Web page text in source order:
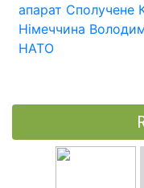
апарат Сполучене
Німеччина
НАТО